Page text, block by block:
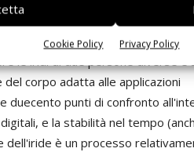
Cookie Policy Privacy Policy
striature dell'iride (la parte
pertanto essere sfruttate in
le iridi di due persone diverse è
corpo adatta alle applicazioni
duecento punti di confronto
e la stabilità nel tempo
dell'iride è un processo